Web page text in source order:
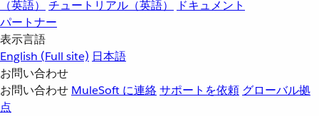
（英語） チュートリアル（英語）
ドキュメント
パートナー
表示言語
English (Full site) 日本語
お問い合わせ
お問い合わせ MuleSoft に連絡サポートを依頼 グローバル拠
点